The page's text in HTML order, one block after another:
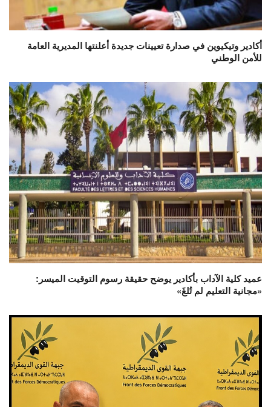
أكادير وتيكيوين في صدارة تعيينات جديدة أعلنتها المديرية العامة
للأمن الوطني
عميد كلية الآداب بأكادير يوضح حقيقة رسوم التوقيت الميسر:
«مجانية التعليم لم تُلغَ»